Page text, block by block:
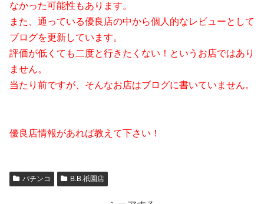
なかった可能性もあります。
また、通っている優良店の中から個人的なレビューとして
ブログを更新しています。
評価が低くても二度と行きたくない！というお店ではあり
ません。
当たり前ですが、そんなお店はブログに書いていません。
優良店情報があれば教えて下さい！
パチンコ B.B.祇園店